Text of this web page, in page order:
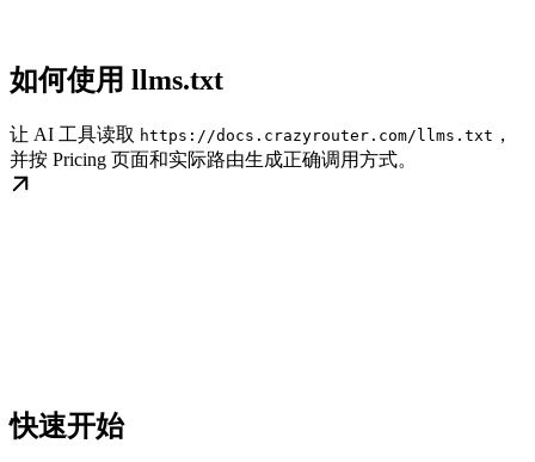
如何使用 llms.txt
让 AI 工具读取 https://docs.crazyrouter.com/llms.txt ，
并按 Pricing 页面和实际路由生成正确调用方式。
快速开始